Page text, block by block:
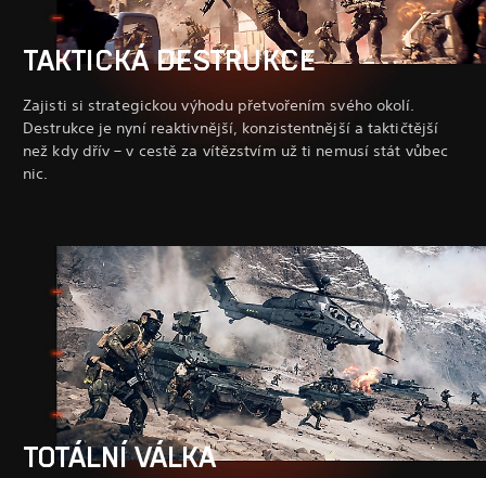
TAKTICKÁ DESTRUKCE
Zajisti si strategickou výhodu přetvořením svého okolí.
Destrukce je nyní reaktivnější, konzistentnější a taktičtější
než kdy dřív – v cestě za vítězstvím už ti nemusí stát vůbec
nic.
TOTÁLNÍ VÁLKA